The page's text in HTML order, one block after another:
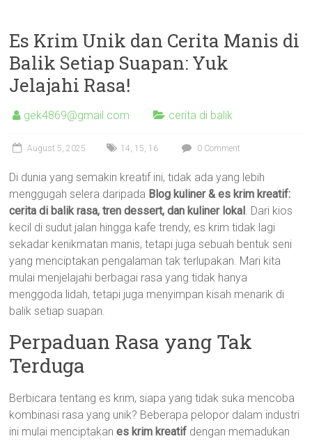
Es Krim Unik dan Cerita Manis di
Balik Setiap Suapan: Yuk
Jelajahi Rasa!
gek4869@gmail.com cerita di balik
August 5, 2025 14, 15, 16 0 Comment
Di dunia yang semakin kreatif ini, tidak ada yang lebih
menggugah selera daripada Blog kuliner & es krim kreatif:
cerita di balik rasa, tren dessert, dan kuliner lokal. Dari kios
kecil di sudut jalan hingga kafe trendy, es krim tidak lagi
sekadar kenikmatan manis, tetapi juga sebuah bentuk seni
yang menciptakan pengalaman tak terlupakan. Mari kita
mulai menjelajahi berbagai rasa yang tidak hanya
menggoda lidah, tetapi juga menyimpan kisah menarik di
balik setiap suapan.
Perpaduan Rasa yang Tak
Terduga
Berbicara tentang es krim, siapa yang tidak suka mencoba
kombinasi rasa yang unik? Beberapa pelopor dalam industri
ini mulai menciptakanes krim kreatif dengan memadukan